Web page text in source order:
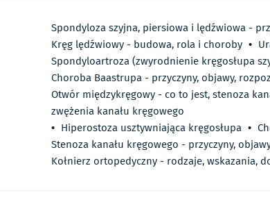
Spondyloza szyjna, piersiowa i lędźwiowa -
Kręg lędźwiowy - budowa, rola i choroby •
Spondyloartroza (zwyrodnienie kręgosłupa
Choroba Baastrupa - przyczyny, objawy,
Otwór międzykręgowy - co to jest, stenoza
zwężenia kanału kręgowego
• Hiperostoza usztywniająca kręgosłupa •
Stenoza kanału kręgowego - przyczyny,
Kołnierz ortopedyczny - rodzaje, wskazania,